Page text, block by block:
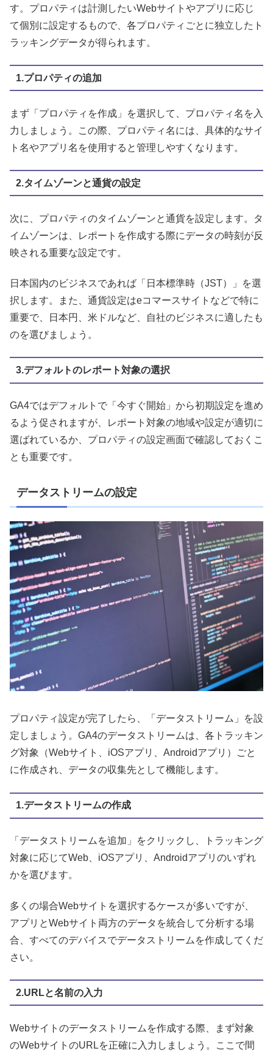
す。プロパティは計測したいWebサイトやアプリに応じ
て個別に設定するもので、各プロパティごとに独立したト
ラッキングデータが得られます。
1.プロパティの追加
まず「プロパティを作成」を選択して、プロパティ名を入
力しましょう。この際、プロパティ名には、具体的なサイ
ト名やアプリ名を使用すると管理しやすくなります。
2.タイムゾーンと通貨の設定
次に、プロパティのタイムゾーンと通貨を設定します。タ
イムゾーンは、レポートを作成する際にデータの時刻が反
映される重要な設定です。
日本国内のビジネスであれば「日本標準時（JST）」を選
択します。また、通貨設定はeコマースサイトなどで特に
重要で、日本円、米ドルなど、自社のビジネスに適したも
のを選びましょう。
3.デフォルトのレポート対象の選択
GA4ではデフォルトで「今すぐ開始」から初期設定を進め
るよう促されますが、レポート対象の地域や設定が適切に
選ばれているか、プロパティの設定画面で確認しておくこ
とも重要です。
データストリームの設定
プロパティ設定が完了したら、「データストリーム」を設
定しましょう。GA4のデータストリームは、各トラッキン
グ対象（Webサイト、iOSアプリ、Androidアプリ）ごと
に作成され、データの収集先として機能します。
1.データストリームの作成
「データストリームを追加」をクリックし、トラッキング
対象に応じてWeb、iOSアプリ、Androidアプリのいずれ
かを選びます。
多くの場合Webサイトを選択するケースが多いですが、
アプリとWebサイト両方のデータを統合して分析する場
合、すべてのデバイスでデータストリームを作成してくだ
さい。
2.URLと名前の入力
Webサイトのデータストリームを作成する際、まず対象
のWebサイトのURLを正確に入力しましょう。ここで間